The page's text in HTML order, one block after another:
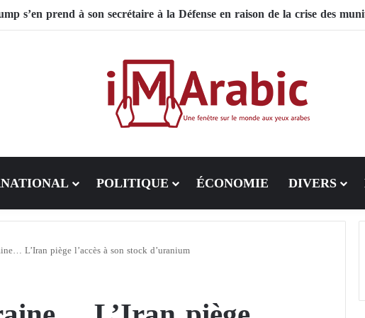
Ormuz, le Pakistan mise sur la diplomatie entre les États-Unis et l’Iran
POLITIQUE ÉCONOMIE DIVERS
L’Iran piège l’accès à son stock d’uranium